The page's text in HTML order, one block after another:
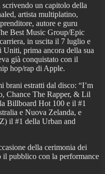
un capitolo della
artista multiplatino,
autore e guru
Best Music Group/Epic
in uscita il 7 luglio e
prima ancora della sua
già conquistato con il
hop/rap di Apple.
brani estratti dal disco: “I’m
Chance The Rapper, & Lil
Billboard Hot 100 e il #1
e Nuova Zelanda, e
il #1 della Urban and
della cerimonia dei
pubblico con la performance